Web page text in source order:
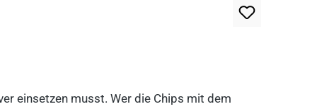
einsetzen musst. Wer die Chips mit dem